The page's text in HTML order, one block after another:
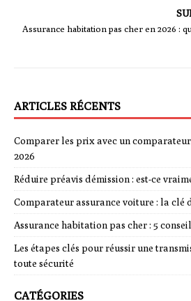
Assurance habitation pas cher en 2026 :
ARTICLES RÉCENTS
Comparer les prix avec un
2026
Réduire préavis démission : est-ce
Comparateur assurance voiture : la clé
Assurance habitation pas cher : 5
Les étapes clés pour réussir une
toute sécurité
CATÉGORIES